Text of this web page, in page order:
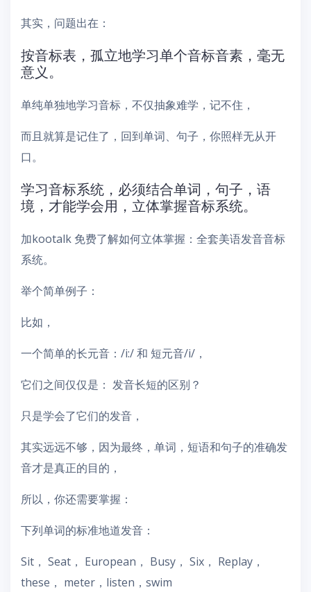
其实，问题出在：
按音标表，孤立地学习单个音标音素，毫无
意义。
单纯单独地学习音标，不仅抽象难学，记不住，
而且就算是记住了，回到单词、句子，你照样无从开
口。
学习音标系统，必须结合单词，句子，语
境，才能学会用，立体掌握音标系统。
加kootalk 免费了解如何立体掌握：全套美语发音音标
系统。
举个简单例子：
比如，
一个简单的长元音：/i:/ 和 短元音/i/，
它们之间仅仅是： 发音长短的区别？
只是学会了它们的发音，
其实远远不够，因为最终，单词，短语和句子的准确发
音才是真正的目的，
所以，你还需要掌握：
下列单词的标准地道发音：
Sit， Seat， European， Busy， Six， Replay，
these， meter，listen，swim